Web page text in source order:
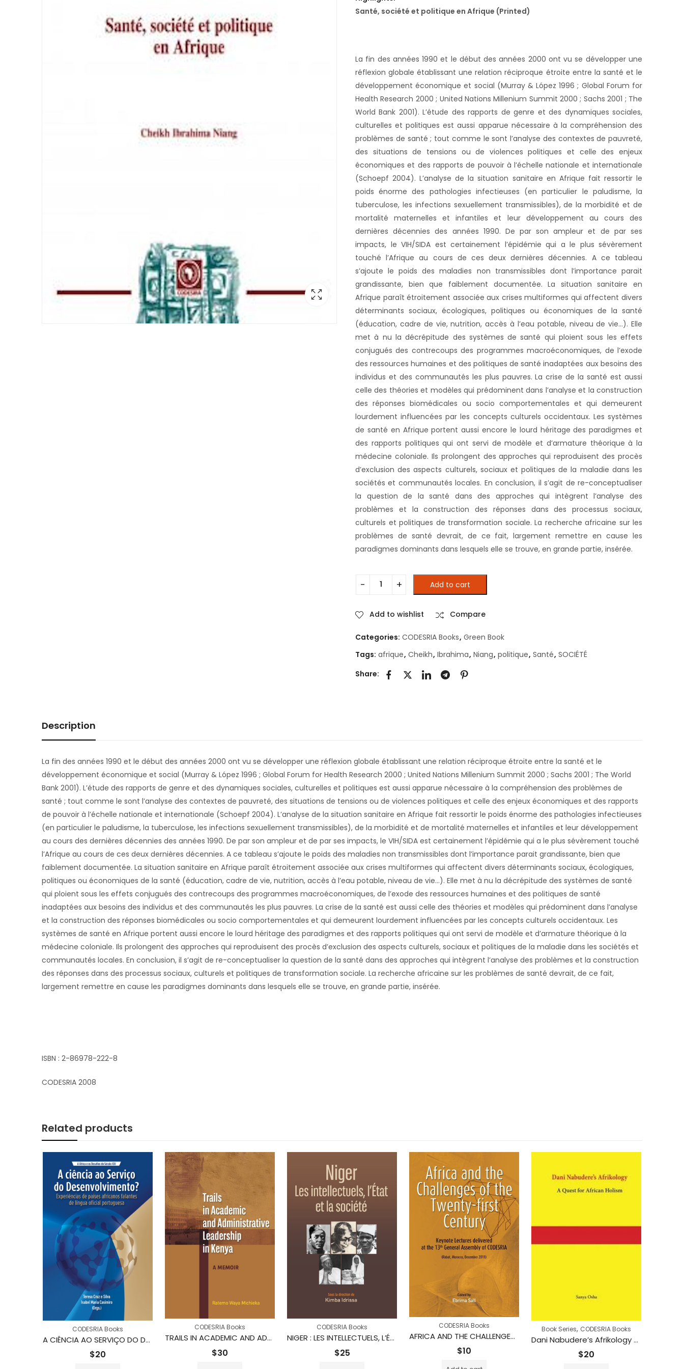
Santé, société et politique en Afrique (Printed)
La fin des années 1990 et le début des années 2000 ont vu se développer une
réflexion globale établissant une relation réciproque étroite entre la santé et le
développement économique et social (Murray & López 1996 ; Global Forum for
Health Research 2000 ; United Nations Millenium Summit 2000 ; Sachs 2001 ; The
World Bank 2001). L’étude des rapports de genre et des dynamiques sociales,
culturelles et politiques est aussi apparue nécessaire à la compréhension des
problèmes de santé ; tout comme le sont l’analyse des contextes de pauvreté,
des situations de tensions ou de violences politiques et celle des enjeux
économiques et des rapports de pouvoir à l’échelle nationale et internationale
(Schoepf 2004). L’analyse de la situation sanitaire en Afrique fait ressortir le
poids énorme des pathologies infectieuses (en particulier le paludisme, la
tuberculose, les infections sexuellement transmissibles), de la morbidité et de
mortalité maternelles et infantiles et leur développement au cours des
dernières décennies des années 1990. De par son ampleur et de par ses
impacts, le VIH/SIDA est certainement l’épidémie qui a le plus sévèrement
touché l’Afrique au cours de ces deux dernières décennies. A ce tableau
s’ajoute le poids des maladies non transmissibles dont l’importance parait
grandissante, bien que faiblement documentée. La situation sanitaire en
Afrique paraît étroitement associée aux crises multiformes qui affectent divers
déterminants sociaux, écologiques, politiques ou économiques de la santé
(éducation, cadre de vie, nutrition, accès à l’eau potable, niveau de vie…). Elle
met à nu la décrépitude des systèmes de santé qui ploient sous les effets
conjugués des contrecoups des programmes macroéconomiques, de l’exode
des ressources humaines et des politiques de santé inadaptées aux besoins des
individus et des communautés les plus pauvres. La crise de la santé est aussi
celle des théories et modèles qui prédominent dans l’analyse et la construction
des réponses biomédicales ou socio comportementales et qui demeurent
lourdement influencées par les concepts culturels occidentaux. Les systèmes
de santé en Afrique portent aussi encore le lourd héritage des paradigmes et
des rapports politiques qui ont servi de modèle et d’armature théorique à la
médecine coloniale. Ils prolongent des approches qui reproduisent des procès
d’exclusion des aspects culturels, sociaux et politiques de la maladie dans les
sociétés et communautés locales. En conclusion, il s’agit de re-conceptualiser
la question de la santé dans des approches qui intègrent l’analyse des
problèmes et la construction des réponses dans des processus sociaux,
culturels et politiques de transformation sociale. La recherche africaine sur les
problèmes de santé devrait, de ce fait, largement remettre en cause les
paradigmes dominants dans lesquels elle se trouve, en grande partie, insérée.
Santé, société et politique en Afrique (Printed) quantity
Add to cart
Add to wishlist Compare
Categories: CODESRIA Books, Green Book
Tags: afrique, Cheikh, Ibrahima, Niang, politique, Santé, SOCIÉTÉ
Share:
Description
La fin des années 1990 et le début des années 2000 ont vu se développer une réflexion globale établissant une relation réciproque étroite entre la santé et le
développement économique et social (Murray & López 1996 ; Global Forum for Health Research 2000 ; United Nations Millenium Summit 2000 ; Sachs 2001 ; The World
Bank 2001). L’étude des rapports de genre et des dynamiques sociales, culturelles et politiques est aussi apparue nécessaire à la compréhension des problèmes de
santé ; tout comme le sont l’analyse des contextes de pauvreté, des situations de tensions ou de violences politiques et celle des enjeux économiques et des rapports
de pouvoir à l’échelle nationale et internationale (Schoepf 2004). L’analyse de la situation sanitaire en Afrique fait ressortir le poids énorme des pathologies infectieuses
(en particulier le paludisme, la tuberculose, les infections sexuellement transmissibles), de la morbidité et de mortalité maternelles et infantiles et leur développement
au cours des dernières décennies des années 1990. De par son ampleur et de par ses impacts, le VIH/SIDA est certainement l’épidémie qui a le plus sévèrement touché
l’Afrique au cours de ces deux dernières décennies. A ce tableau s’ajoute le poids des maladies non transmissibles dont l’importance parait grandissante, bien que
faiblement documentée. La situation sanitaire en Afrique paraît étroitement associée aux crises multiformes qui affectent divers déterminants sociaux, écologiques,
politiques ou économiques de la santé (éducation, cadre de vie, nutrition, accès à l’eau potable, niveau de vie…). Elle met à nu la décrépitude des systèmes de santé
qui ploient sous les effets conjugués des contrecoups des programmes macroéconomiques, de l’exode des ressources humaines et des politiques de santé
inadaptées aux besoins des individus et des communautés les plus pauvres. La crise de la santé est aussi celle des théories et modèles qui prédominent dans l’analyse
et la construction des réponses biomédicales ou socio comportementales et qui demeurent lourdement influencées par les concepts culturels occidentaux. Les
systèmes de santé en Afrique portent aussi encore le lourd héritage des paradigmes et des rapports politiques qui ont servi de modèle et d’armature théorique à la
médecine coloniale. Ils prolongent des approches qui reproduisent des procès d’exclusion des aspects culturels, sociaux et politiques de la maladie dans les sociétés et
communautés locales. En conclusion, il s’agit de re-conceptualiser la question de la santé dans des approches qui intègrent l’analyse des problèmes et la construction
des réponses dans des processus sociaux, culturels et politiques de transformation sociale. La recherche africaine sur les problèmes de santé devrait, de ce fait,
largement remettre en cause les paradigmes dominants dans lesquels elle se trouve, en grande partie, insérée.
ISBN : 2-86978-222-8
CODESRIA 2008
Related products
CODESRIA Books
A CIÊNCIA AO SERVIÇO DO DESENVOLVIMENTO? Experiências de Países Africanos Falantes de Língua Oficial Portugues
$20
CODESRIA Books
TRAILS IN ACADEMIC AND ADMINISTRATIVE LEADERSHIP IN KENYA
$30
CODESRIA Books
NIGER : LES INTELLECTUELS, L’ÉTAT ET LA SOCIÉTÉ
$25
CODESRIA Books
AFRICA AND THE CHALLENGES OF THE TWENTY-FIRST CENTURY Keynote Addresses delivered at the 13th General Assembly of CODESRIA
$10
Book Series, CODESRIA Books
Dani Nabudere’s Afrikology – A Quest for African Holism
$20